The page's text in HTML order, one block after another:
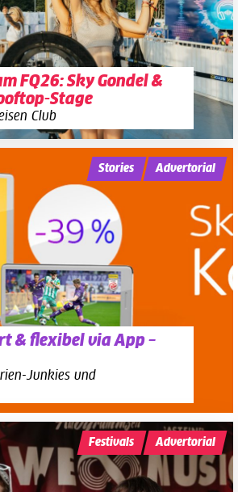
FQ26: Sky Gondel &
Stage
Club
& flexibel via App –
Junkies und
Stories Advertorial
Festivals Advertorial